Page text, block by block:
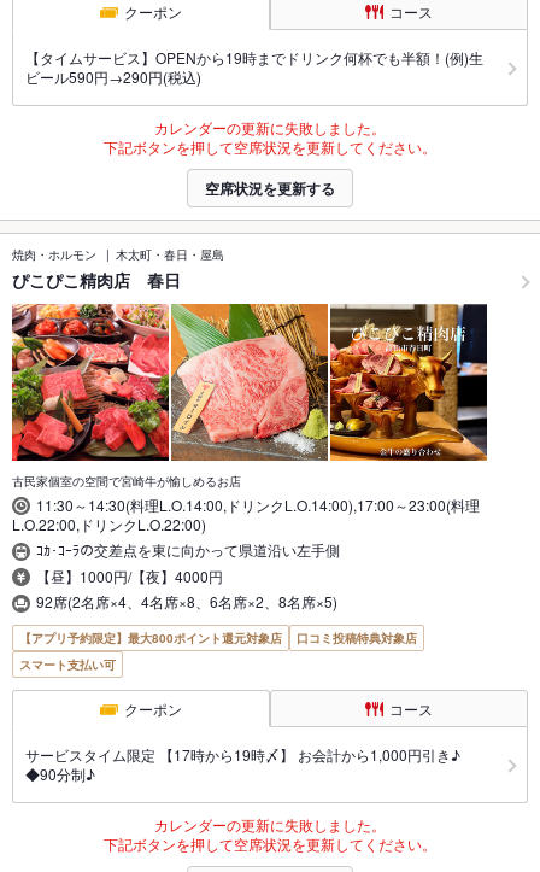
クーポン コース
【タイムサービス】OPENから19時までドリンク何杯でも半額！(例)生
ビール590円→290円(税込)
カレンダーの更新に失敗しました。
下記ボタンを押して空席状況を更新してください。
空席状況を更新する
焼肉・ホルモン 木太町・春日・屋島
ぴこぴこ精肉店 春日
古民家個室の空間で宮崎牛が愉しめるお店
11:30～14:30(料理L.O.14:00,ドリンクL.O.14:00),17:00～23:00(料理
L.O.22:00,ドリンクL.O.22:00)
ｺｶ･ｺｰﾗの交差点を東に向かって県道沿い左手側
【昼】1000円/【夜】4000円
92席(2名席×4、4名席×8、6名席×2、8名席×5)
【アプリ予約限定】最大800ポイント還元対象店
口コミ投稿特典対象店
スマート支払い可
クーポン コース
サービスタイム限定 【17時から19時〆】 お会計から1,000円引き♪
◆90分制♪
カレンダーの更新に失敗しました。
下記ボタンを押して空席状況を更新してください。